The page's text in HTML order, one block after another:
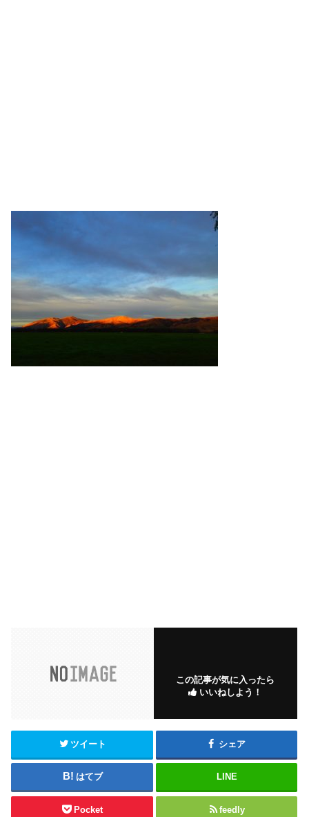
この記事が気に入ったら
いいねしよう！
ツイート シェア
はてブ LINE
Pocket feedly